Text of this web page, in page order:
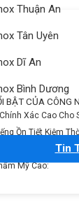
Thuận An
Tân Uyên
Dĩ An
Bình Dương
Tin
BẬT CỦA CÔNG
Xác Cao Cho
Ồn Tiết Kiệm
Lâu An Toàn
Mỹ Cao: